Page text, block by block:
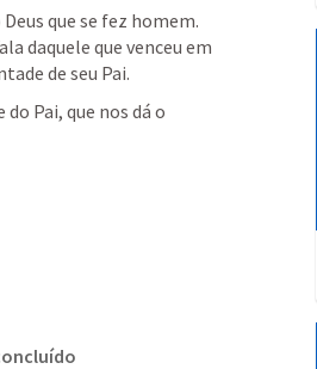
que se fez homem.
daquele que venceu em
de seu Pai.
Pai, que nos dá o